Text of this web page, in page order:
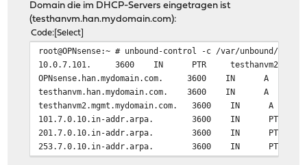
Domain die im DHCP-Servers eingetragen ist
(testhanvm.han.mydomain.com):
Code Select
root@OPNsense:~ # unbound-control -c /var/unbound/
10.0.7.101. 3600 IN PTR
OPNsense.han.mydomain.com. 3600 IN A
testhanvm.han.mydomain.com. 3600 IN A
testhanvm2.mgmt.mydomain.com. 3600 IN A
101.7.0.10.in-addr.arpa. 3600 IN PTR
201.7.0.10.in-addr.arpa. 3600 IN PTR
253.7.0.10.in-addr.arpa. 3600 IN PTR